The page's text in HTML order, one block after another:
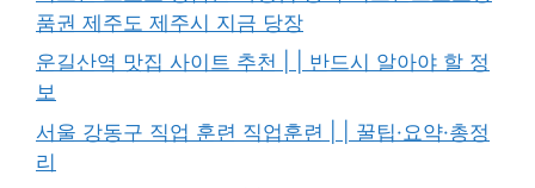
품권 제주도 제주시 지금 당장
운길산역 맛집 사이트 추천 | | 반드시 알아야 할 정
보
서울 강동구 직업 훈련 직업훈련 | | 꿀팁·요약·총정
리